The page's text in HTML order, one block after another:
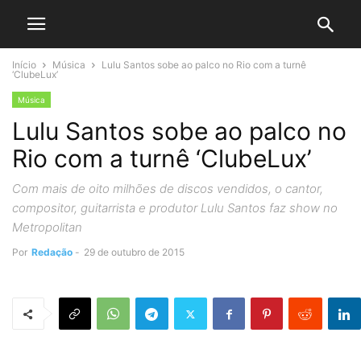
Início Música
Lulu Santos sobe ao palco no Rio com a turnê
‘ClubeLux’
Música
Lulu Santos sobe ao palco no
Rio com a turnê ‘ClubeLux’
Com mais de oito milhões de discos vendidos, o cantor,
compositor, guitarrista e produtor Lulu Santos faz show no
Metropolitan
Por Redação - 29 de outubro de 2015